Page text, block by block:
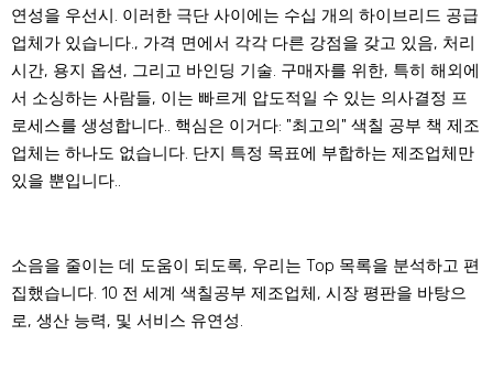
연성을 우선시. 이러한 극단 사이에는 수십 개의 하이브리드 공급
업체가 있습니다., 가격 면에서 각각 다른 강점을 갖고 있음, 처리
시간, 용지 옵션, 그리고 바인딩 기술. 구매자를 위한, 특히 해외에
서 소싱하는 사람들, 이는 빠르게 압도적일 수 있는 의사결정 프
로세스를 생성합니다.. 핵심은 이거다: "최고의" 색칠 공부 책 제조
업체는 하나도 없습니다. 단지 특정 목표에 부합하는 제조업체만
있을 뿐입니다..
소음을 줄이는 데 도움이 되도록, 우리는 Top 목록을 분석하고 편
집했습니다. 10 전 세계 색칠공부 제조업체, 시장 평판을 바탕으
로, 생산 능력, 및 서비스 유연성.